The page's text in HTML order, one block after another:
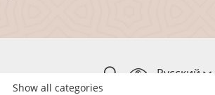
Русский
Show all categories